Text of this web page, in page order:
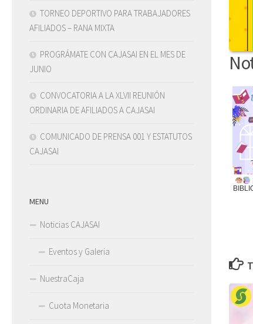
TORNEO DEPORTIVO PARA TRABAJADORES
AFILIADOS – RANA MIXTA
PROGRÁMATE CON CAJASAI EN EL MES DE
JUNIO
CONVOCATORIA A LA XLVII REUNIÓN
ORDINARIA DE AFILIADOS A CAJASAI
COMUNICADO DE PRENSA 001 Y ESTATUTOS
CAJASAI
MENU
Noticias CAJASAI
Eventos y Galeria
NuestraCaja
Cuota Monetaria